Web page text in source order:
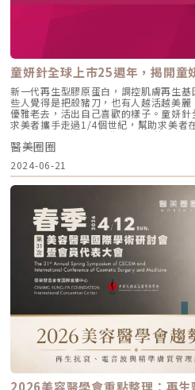
對於效果和安全性都有重大的影響。錯誤
料位移、血管損傷。醫師需要對皮膚下
嫻熟的手感來判斷脂肪、筋膜、骨膜的
擊看完整文章介紹》文章轉載自「凝境
操作標準控制。患者能主動掌握的，是
及確實配合術後照護與回診，其餘則仰
否有自體免疫疾病、活動性感染或孕哺
正貨與劑型種類。術中：依劑型分層注
一環完全取決於醫師的技術與流程標準，
格外重要，可在術前詢問醫師的施打方式
師指示照護、避免過度按壓與高溫環境，
險。喬雅露與薇貝拉是同一款產品嗎？
（Vivabella）是成分相同的同一款產品
同。兩者都由韓國 VAIM 原廠製造，配
聯玻尿酸（HA），成分、劑型、作用原
劑術後照護重點更多喬雅露結節相關知
clinic.com/juvelook-nodules/粹究美學
您的皮膚狀況、部位風險與適應症，依劑
追蹤與併發症處理機制。使用之喬雅露均
們更重視術後數週至數月的持續追蹤，
整照顧。若您對術後硬塊或結節有疑慮
童妍針全球上市25週年，揭開童
新一代再生型膠原蛋白，調控肌膚再生
些人覺得是把殺豬刀，也有人越活越美
優雅老去，活出自己喜歡的樣子。童妍
求美者攜手走過1/4個世紀，幫助求美者
年童妍針更是由3D 進階到 4D強勢席捲
時的樣貌。本周末6/21-6/23 五、六、日
松高 H&M 前廣場，一同歡慶童妍針25
快閃活動限定的「童妍針魔幻鏡」好禮。
言的，時間是美麗的阻力，但童妍針打
狀態，透過刺激肌膚長出自己的膠原蛋
求美者打完童妍針『感覺』氣色變好了
師觀察：「十幾二十年前，顧客走進醫
五官，醫美圈也膜拜著美麗的黃金比例
每個人；隨著社會對於美的理解開始內
麗適合自己，希望透過醫美強化自身特
代人對於的需求」。重建肌膚微環境，
界抗老醫學會更發表4D童妍針最新數據
基因，重建肌膚微環境，這個重大發現
是唯一一個針劑能夠從源頭根本去除老
填補補到最後產生饅化的噩夢。4D童妍
術，透過二次過篩保留20-25%最細緻的
是 3D 的 2 倍，同時增加皮膚厚度與韌
不需要自己按摩，讓變美之路更加簡單
戶漸進式的共好「在過去，不滿意是醫
層了，希望的是如何讓自己越來越好。
勢，在醫病共管原則下，讓醫師依循顧客
提臉部線條、改善膚質，讓每次的醫美
醫美圈圈
2024-06-21
2026美容醫學會重點整理：再